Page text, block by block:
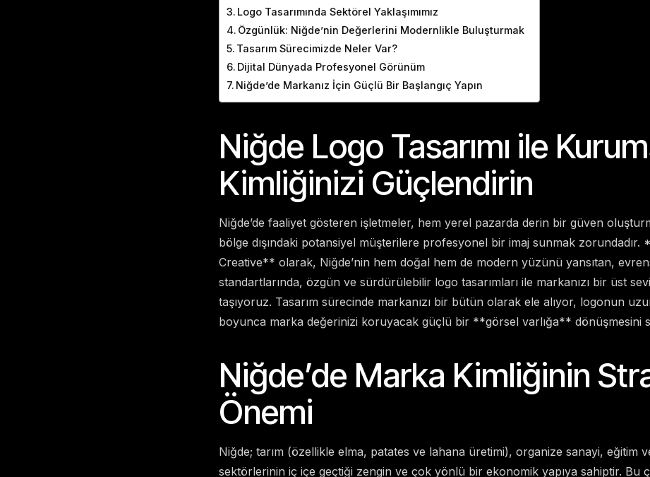
Logo Tasarımında Sektörel Yaklaşımımız
Özgünlük: Niğde’nin Değerlerini Modernlikle Buluşturmak
Tasarım Sürecimizde Neler Var?
Dijital Dünyada Profesyonel Görünüm
Niğde’de Markanız İçin Güçlü Bir Başlangıç Yapın
Niğde Logo Tasarımı ile
Kimliğinizi Güçlendirin
Niğde’de faaliyet gösteren işletmeler, hem yerel pazarda derin bir güven
bölge dışındaki potansiyel müşterilere profesyonel bir imaj sunmak zorundadır.
Creative** olarak, Niğde’nin hem doğal hem de modern yüzünü yansıtan,
standartlarında, özgün ve sürdürülebilir logo tasarımları ile markanızı bir üst
taşıyoruz. Tasarım sürecinde markanızı bir bütün olarak ele alıyor, logonun
boyunca marka değerinizi koruyacak güçlü bir **görsel varlığa** dönüşmesini
Niğde’de Marka Kimliğinin
Önemi
Niğde; tarım (özellikle elma, patates ve lahana üretimi), organize sanayi, eğitim
sektörlerinin iç içe geçtiği zengin ve çok yönlü bir ekonomik yapıya sahiptir. Bu